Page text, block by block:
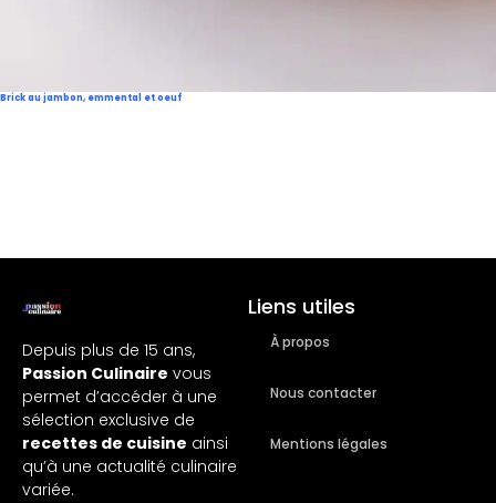
Brick au jambon, emmental et oeuf
Depuis plus de 15 ans,
Passion Culinaire vous
permet d’accéder à une
sélection exclusive de
recettes de cuisine ainsi
qu’à une actualité culinaire
variée.
Liens utiles
À propos
Nous contacter
Mentions légales